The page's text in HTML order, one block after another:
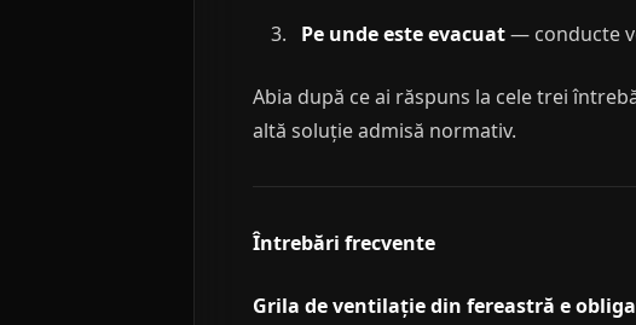
Pe unde este evacuat— conducte
Abia după ce ai răspuns la cele trei
altă soluție admisă normativ.
Întrebări frecvente
Grila de ventilație din fereastră e